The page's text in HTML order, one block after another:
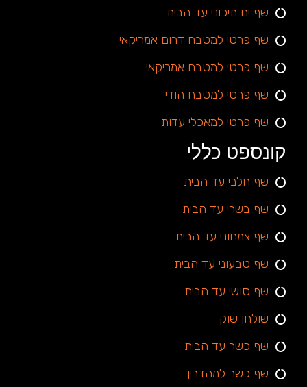
שף ים תיכוני עד הבית
שף פרטי למטבח דרום אמריקאי
שף פרטי למטבח אמריקאי
שף פרטי למטבח הודי
שף פרטי למאכלי עדות
קונספט כללי
שף חלבי עד הבית
שף בשרי עד הבית
שף צמחוני עד הבית
שף טבעוני עד הבית
שף סושי עד הבית
שולחן שוק
שף כשר עד הבית
שף כשר למהדרין